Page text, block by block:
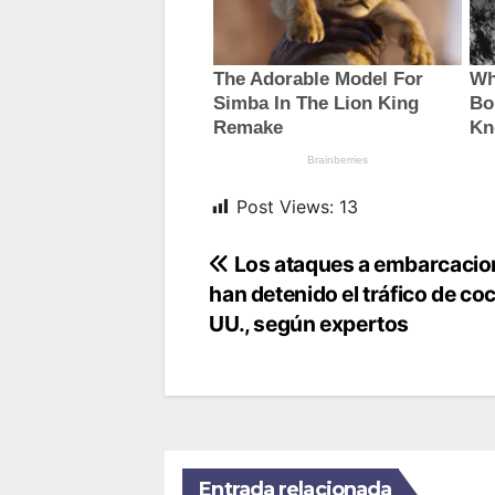
Post Views: 13
Navegación
de
Los ataques a
han detenido el tráfico de
UU., según expertos
Entrada relacionada